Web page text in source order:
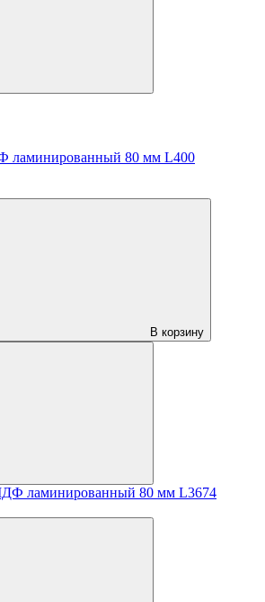
ламинированный 80 мм L400
В корзину